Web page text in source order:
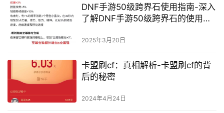
DNF手游50级跨界石使用指南-深入
了解DNF手游50级跨界石的使用次
2025年3月20日
卡盟刷cf：真相解析-卡盟刷cf的背
后的秘密
2024年4月24日